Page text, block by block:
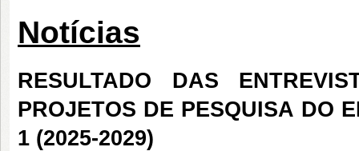
Notícias
RESULTADO DAS
PROJETOS DE PESQUISA DO
1 (2025-2029)